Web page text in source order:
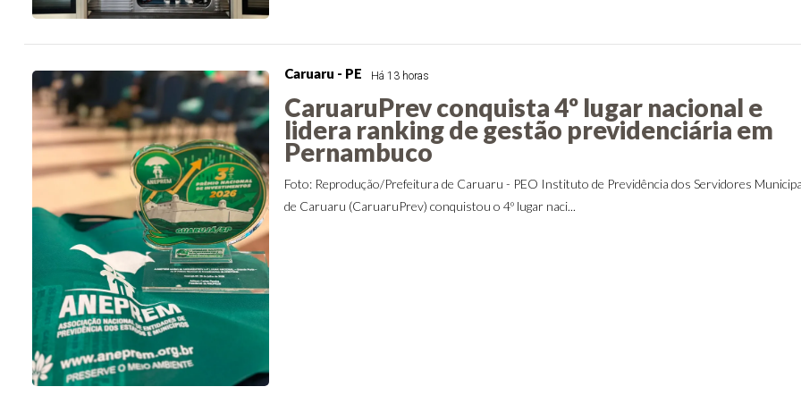
Caruaru - PE Há 13 horas
CaruaruPrev conquista 4º lugar nacional e
lidera ranking de gestão previdenciária em
Pernambuco
Foto: Reprodução/Prefeitura de Caruaru - PEO Instituto de Previdência dos Servidores
de Caruaru (CaruaruPrev) conquistou o 4º lugar naci...